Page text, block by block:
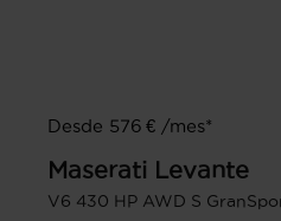
Desde 576 € /mes*
Maserati Levante
V6 430 HP AWD S